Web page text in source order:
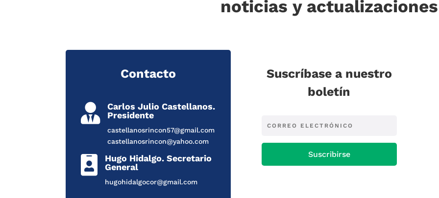
noticias y actualizaciones
Contacto

Carlos Julio Castellanos.
Presidente
castellanosrincon57@gmail.com
castellanosrincon@yahoo.com

Hugo Hidalgo. Secretario
General
hugohidalgocor@gmail.com
Suscríbase a nuestro
boletín
Suscribirse